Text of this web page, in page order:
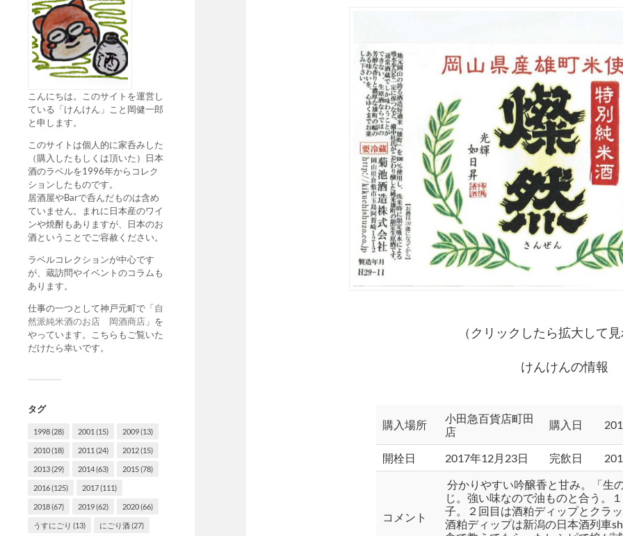
こんにちは。このサイトを運営し
ている「けんけん」こと岡健一郎
と申します。
このサイトは個人的に家呑みした
（購入したもしくは頂いた）日本
酒のラベルを1996年からコレク
ションしたものです。
居酒屋やBarで呑んだものは含め
ていません。まれに日本産のワイ
ンや焼酎もありますが、日本のお
酒ということでご容赦ください。
ラベルコレクションが中心です
が、蔵訪問やイベントのコラムも
あります。
仕事の一つとして神戸元町で「自
然派純米酒のお店 岡酒商店 」を
やっています。こちらもご覧いた
だけたら幸いです。
タグ
1998(28) 2001 (15) 2009(13)
2010(18) 2011 (24) 2012(15)
2013(29) 2014(63) 2015(78)
2016(125) 2017(111)
2018(67) 2019(62) 2020(66)
うすにごり (13) にごり酒(27)
（クリックしたら拡大して
けんけんの情報
購入場所
小田急百貨店町田
店
購入日
開栓日 2017年12月23日 完飲日
コメント
分かりやすい吟醸香と甘み。「生
じ。強い味なので油ものと合う。
子。２回目は酒粕ディップとクラ
酒粕ディップは新潟の日本酒列車